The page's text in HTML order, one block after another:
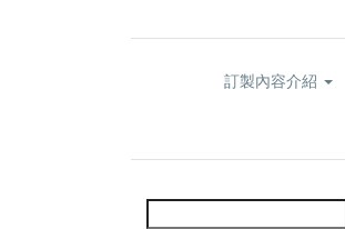
訂製內容介紹